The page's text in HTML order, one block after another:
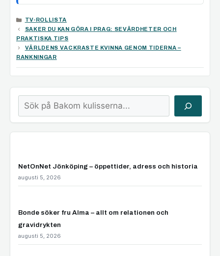
KATEGORIER
TV-ROLLISTA
SAKER DU KAN GÖRA I PRAG: SEVÄRDHETER OCH
PRAKTISKA TIPS
VÄRLDENS VACKRASTE KVINNA GENOM TIDERNA –
RANKNINGAR
Sök
NetOnNet Jönköping – öppettider, adress och historia
augusti 5, 2026
Bonde söker fru Alma – allt om relationen och
gravidrykten
augusti 5, 2026